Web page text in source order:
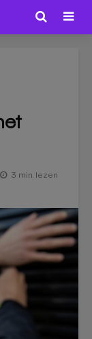
3 min. lezen